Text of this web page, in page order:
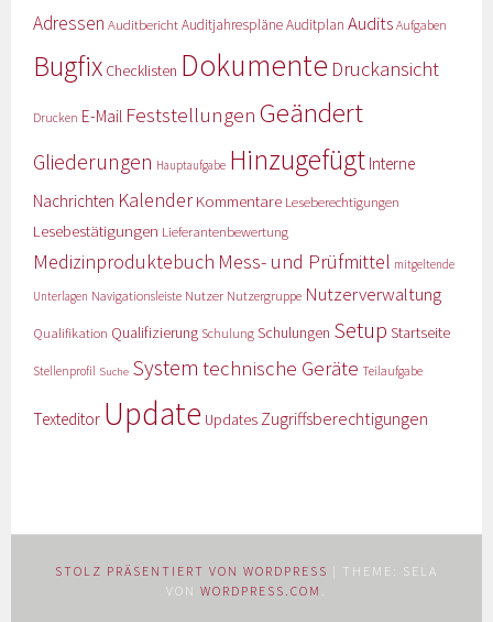
Adressen AuditberichtAuditjahrespläneAuditplan Audits Aufgaben
Bugfix Checklisten Dokumente Druckansicht
Drucken E-Mail Feststellungen Geändert
Gliederungen Hauptaufgabe Hinzugefügt Interne
Nachrichten KalenderKommentare Leseberechtigungen
Lesebestätigungen Lieferantenbewertung
Medizinproduktebuch Mess- und Prüfmittel mitgeltende
Unterlagen Navigationsleiste Nutzer Nutzergruppe Nutzerverwaltung
Qualifikation Qualifizierung Schulung Schulungen Setup Startseite
Stellenprofil Suche System technische Geräte Teilaufgabe
Texteditor Update Updates Zugriffsberechtigungen
STOLZ PRÄSENTIERT VON WORDPRESS | THEME: SELA
VON WORDPRESS.COM